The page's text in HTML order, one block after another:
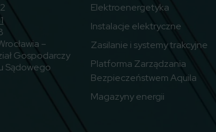
–
Gospodarczy
Sądowego
Elektroenergetyka
Instalacje elektryczne
Zasilanie i systemy trakcyjne
Platforma Zarządzania
Bezpieczeństwem Aquila
Magazyny energii